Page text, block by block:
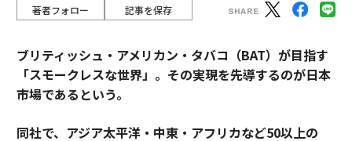
著者フォロー 記事を保存
ブリティッシュ・アメリカン・タバコ（BAT）が目指す
「スモークレスな世界」。その実現を先導するのが日本
市場であるという。
同社で、アジア太平洋・中東・アフリカなど50以上の